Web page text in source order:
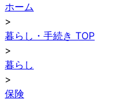
ホーム
>
暮らし・手続き TOP
>
暮らし
>
保険